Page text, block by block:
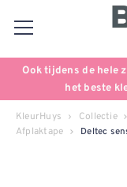
Ook tijdens de hele
het beste
KleurHuys Collectie
Afplaktape
Deltec